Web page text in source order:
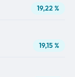
19,22 %
19,15 %